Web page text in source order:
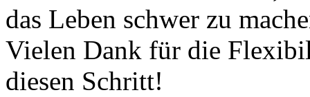
das Leben schwer zu
Vielen Dank für die
diesen Schritt!